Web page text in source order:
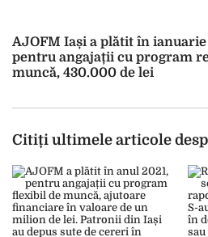
AJOFM Iași a plătit în
pentru angajații cu program
muncă, 430.000 de lei
Citiți ultimele articole